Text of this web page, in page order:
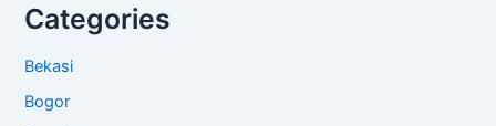
Categories
Bekasi
Bogor